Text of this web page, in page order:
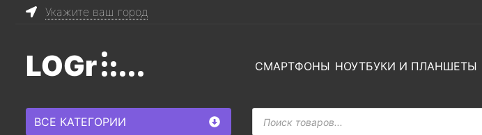
Укажите ваш город
LOGr СМАРТФОНЫ НОУТБУКИ И ПЛАНШЕТЫ
ВСЕ КАТЕГОРИИ
Поиск
товаров